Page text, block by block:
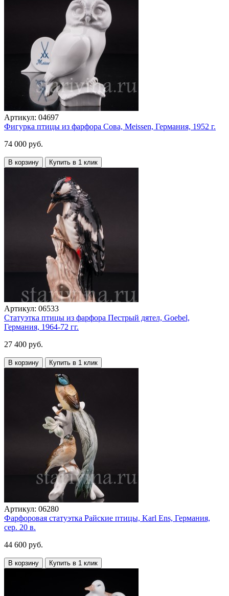
Артикул: 04697
Фигурка птицы из фарфора Сова, Meissen, Германия, 1952 г.
74 000 руб.
В корзину Купить в 1 клик
Артикул: 06533
Статуэтка птицы из фарфора Пестрый дятел, Goebel,
Германия, 1964-72 гг.
27 400 руб.
В корзину Купить в 1 клик
Артикул: 06280
Фарфоровая статуэтка Райские птицы, Karl Ens, Германия,
сер. 20 в.
44 600 руб.
В корзину Купить в 1 клик